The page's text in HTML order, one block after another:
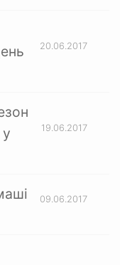
20.06.2017
19.06.2017
09.06.2017